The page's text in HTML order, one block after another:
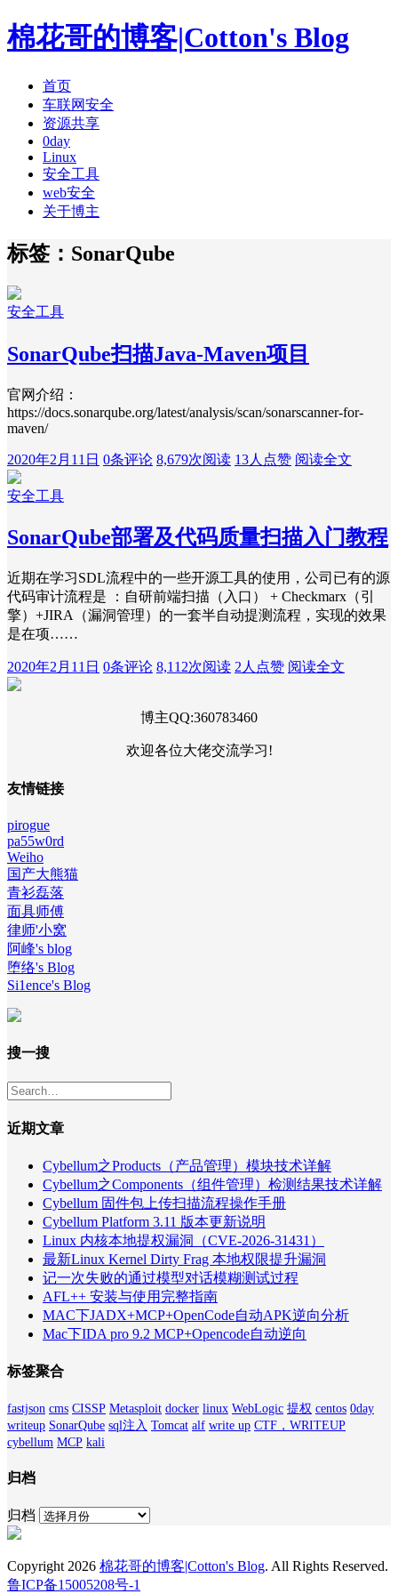
棉花哥的博客|Cotton's Blog
首页
车联网安全
资源共享
0day
Linux
安全工具
web安全
关于博主
标签：SonarQube
安全工具
SonarQube扫描Java-Maven项目
官网介绍：
https://docs.sonarqube.org/latest/analysis/scan/sonarscanner-for-
maven/
2020年2月11日 0条评论 8,679次阅读 13人点赞 阅读全文
安全工具
SonarQube部署及代码质量扫描入门教程
近期在学习SDL流程中的一些开源工具的使用，公司已有的源
代码审计流程是‪ ：自研前端扫描（入口） + Checkmarx（引
擎）+JIRA（漏洞管理）的一套半自动提测流程，实现的效果
是在项……
2020年2月11日 0条评论 8,112次阅读 2人点赞 阅读全文
博主QQ:360783460
欢迎各位大佬交流学习!
友情链接
pirogue
pa55w0rd
Weiho
国产大熊猫
青衫磊落
面具师傅
律师'小窝
阿峰's blog
堕络's Blog
Si1ence's Blog
搜一搜
近期文章
Cybellum之Products（产品管理）模块技术详解
Cybellum之Components（组件管理）检测结果技术详解
Cybellum 固件包上传扫描流程操作手册
Cybellum Platform 3.11 版本更新说明
Linux 内核本地提权漏洞（CVE-2026-31431）
最新Linux Kernel Dirty Frag 本地权限提升漏洞
记一次失败的通过模型对话模糊测试过程
AFL++ 安装与使用完整指南
MAC下JADX+MCP+OpenCode自动APK逆向分析
Mac下IDA pro 9.2 MCP+Opencode自动逆向
标签聚合
fastjson cms CISSP Metasploit docker linux WebLogic 提权 centos 0day
writeup SonarQube sql注入 Tomcat alf write up CTF，WRITEUP
cybellum MCP kali
归档
归档
Copyright 2026 棉花哥的博客|Cotton's Blog. All Rights Reserved.
鲁ICP备15005208号-1